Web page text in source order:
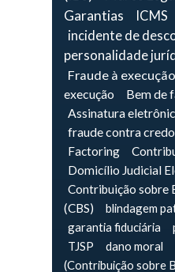
Garantias
ICMS
incidente de
personalidade
Fraude à execução
execução
Bem de
Assinatura
fraude contra
Factoring
Domicílio Judicial
Contribuição sobre
(CBS)
blindagem
garantia fiduciária
TJSP
dano moral
(Contribuição sobre